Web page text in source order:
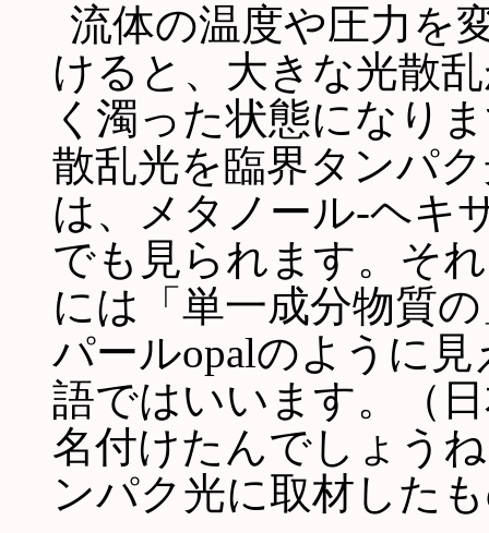
流体の温度や圧力を
けると、大きな光散
く濁った状態になり
散乱光を臨界タンパ
は、メタノール-ヘキ
でも見られます。そ
には「単一成分物質
パールopalのように見
語ではいいます。（
名付けたんでしょう
ンパク光に取材した